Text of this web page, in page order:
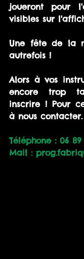
joueront pour
visibles sur
Une fête de la
autrefois !
Alors à vos
encore trop
inscrire ! Pour
à nous contacter.
Téléphone : 06 89
Mail :